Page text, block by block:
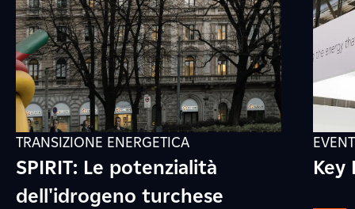
TRANSIZIONE ENERGETICA
SPIRIT: Le potenzialità
dell'idrogeno turchese
Key